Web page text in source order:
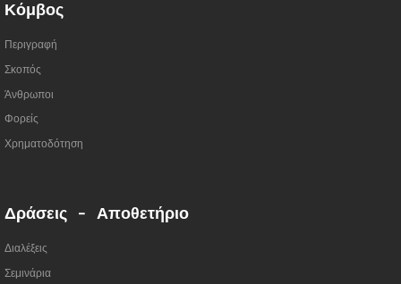
Κόμβος
Περιγραφή
Σκοπός
Άνθρωποι
Φορείς
Χρηματοδότηση
Δράσεις - Αποθετήριο
Διαλέξεις
Σεμινάρια